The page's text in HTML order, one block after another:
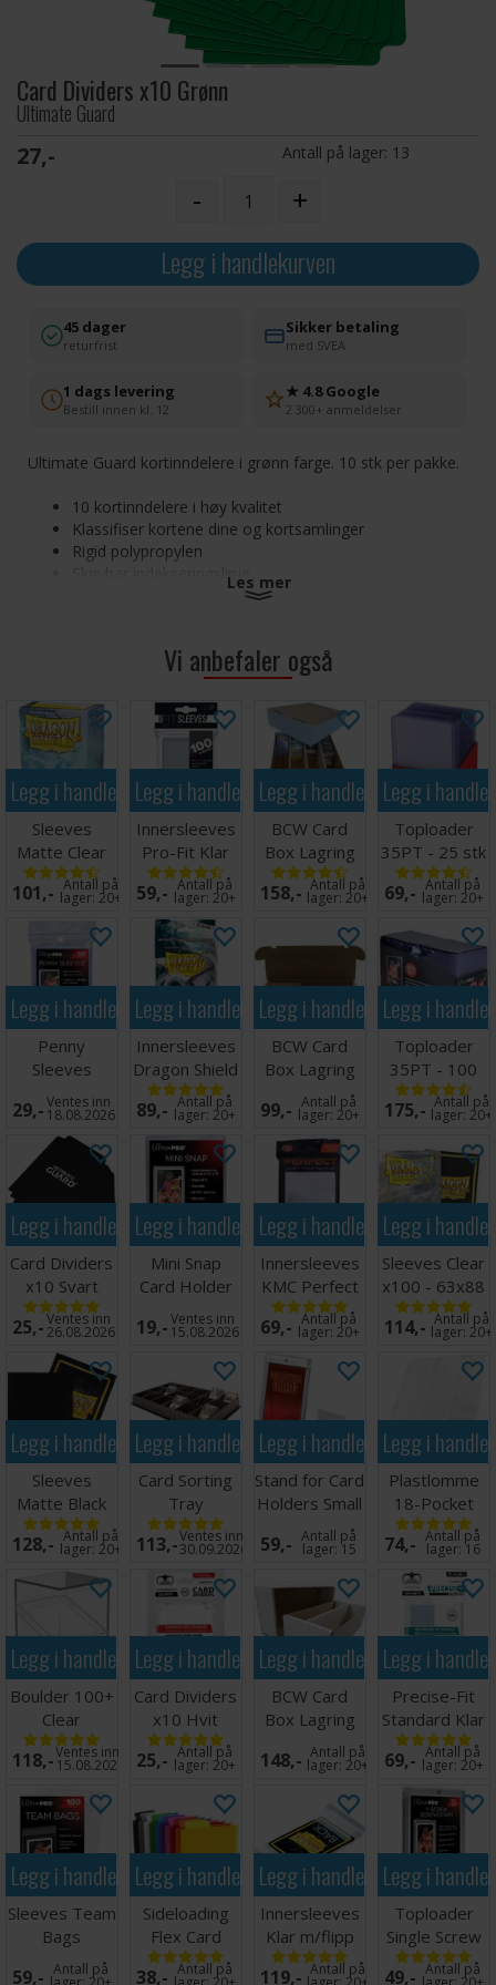
Card Dividers x10 Grønn
Ultimate Guard
27,- Antall på lager: 13
- +
Legg i handlekurven
45 dager
returfrist
Sikker betaling
med SVEA
1 dags levering
Bestill innen kl. 12
★ 4.8 Google
2 300+ anmeldelser
Ultimate Guard kortinndelere i grønn farge. 10 stk per pakke.
10 kortinndelere i høy kvalitet
Klassifiser kortene dine og kortsamlinger
Rigid polypropylen
Skrivbar indekseringslinje
Passer inn i alle Card Caser og Card Boxer fra Ultimate
Inndeler størrelse 67 x 93 mm
Ultimate Guard Card Dividers Standard Size Green (10)
Les mer
Vi anbefaler også
Legg i handlekurven
Sleeves
Matte Clear
x100 - 63x88
m/box
101,- Antall på
lager: 20+
Legg i handlekurven
Innersleeves
Pro-Fit Klar
x100 64x89
59,- Antall på
lager:20+
Legg i handlekurven
BCW Card
Box Lagring
4000 kort
158,- Antall på
lager:20+
Legg i
Toploader
35PT - 25 stk
63,5 x 88,9
mm
69,- Antall på
lager:20+
Legg i handlekurven
Penny
Sleeves
63.5x89mm
100 stk
29,-Ventes inn
18.08.2026
Legg i handlekurven
Innersleeves
Dragon Shield
Klar
64x89mm
89,- Antall på
lager:20+
Legg i handlekurven
BCW Card
Box Lagring
1000 kort
99,- Antall på
lager:20+
Legg i
Toploader
35PT - 100
stk 63,5 x
88,9 mm
175,- Antall på
lager:20+
Legg i handlekurven
Card Dividers
x10 Svart
25,-Ventes inn
26.08.2026
Legg i handlekurven
Mini Snap
Card Holder
19,-Ventes inn
15.08.2026
Legg i handlekurven
Innersleeves
KMC Perfect
Fit x100
64x89
69,- Antall på
lager:20+
Legg i
Sleeves Clear
x100 - 63x88
m/box
114,- Antall på
lager:20+
Legg i handlekurven
Sleeves
Matte Black
x100 66x91
128,- Antall på
lager: 20+
Legg i handlekurven
Card Sorting
Tray
113,-Ventes inn
30.09.2026
Legg i handlekurven
Stand for Card
Holders Small
(5 stk)
59,- Antall på
lager: 15
Legg i
Plastlomme
18-Pocket
Side Load
Hvit x10
74,- Antall på
lager: 16
Legg i handlekurven
Boulder 100+
Clear
Transparent
118,-Ventes inn
15.08.2026
Legg i handlekurven
Card Dividers
x10 Hvit
25,- Antall på
lager:20+
Legg i handlekurven
BCW Card
Box Lagring
2000 kort
148,- Antall på
lager:20+
Legg i
Precise-Fit
Standard Klar
x100 64x89
69,- Antall på
lager:20+
Legg i handlekurven
Sleeves Team
Bags
Resealable -
59,- Antall på
Legg i handlekurven
Sideloading
Flex Card
Dividers - 10
38,- Antall på
Legg i handlekurven
Innersleeves
Klar m/flipp
63x88
119,- Antall på
Legg i
Toploader
Single Screw
Screwdown
49,- Antall på